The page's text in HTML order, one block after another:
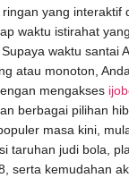
yang interaktif
waktu istirahat
waktu santai
atau monoton,
mengakses
berbagai pilihan
masa kini,
taruhan judi bola,
serta kemudahan